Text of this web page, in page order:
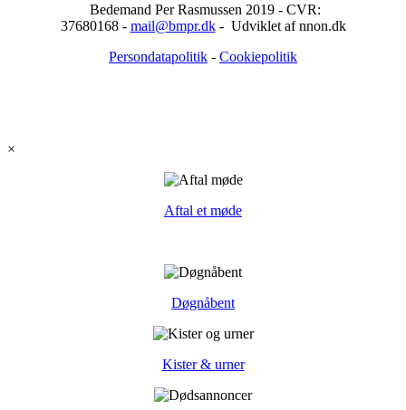
Bedemand Per Rasmussen 2019 - CVR:
37680168 - mail@bmpr.dk- Udviklet af nnon.dk
Persondatapolitik - Cookiepolitik
×
Aftal et møde
Døgnåbent
Kister & urner